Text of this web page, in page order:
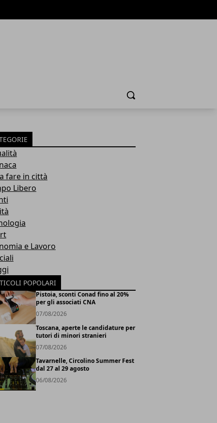
Cerca
fare in città
Libero
e Lavoro
POPOLARI
Pistoia, sconti Conad fino al 20%
per gli associati CNA
07/08/2026
Toscana, aperte le candidature per
tutori di minori stranieri
07/08/2026
Tavarnelle, Circolino Summer Fest
dal 27 al 29 agosto
06/08/2026